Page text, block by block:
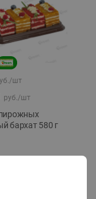
шт
руб./шт
бархат 580 г